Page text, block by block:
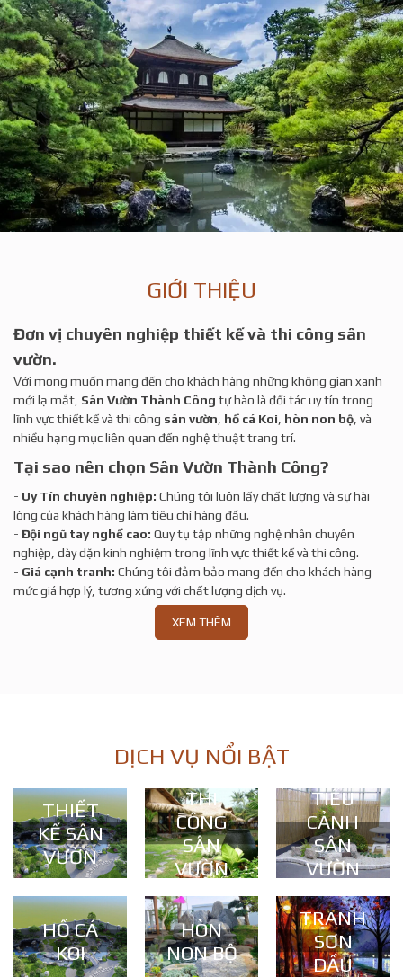
GIỚI THIỆU
Đơn vị chuyên nghiệp thiết kế và thi công sân
vườn.
Với mong muốn mang đến cho khách hàng những không gian xanh
mới lạ mắt, Sân Vườn Thành Công tự hào là đối tác uy tín trong
lĩnh vực thiết kế và thi công sân vườn hồ cá Koi hòn non bộ , và
nhiều hạng mục liên quan đến nghệ thuật trang trí.
Tại sao nên chọn Sân Vườn Thành Công?
- Uy Tín chuyên nghiệp: Chúng tôi luôn lấy chất lượng và sự hài
lòng của khách hàng làm tiêu chí hàng đầu.
- Đội ngũ tay nghề cao: Quy tụ tập những nghệ nhân chuyên
nghiệp, dày dặn kinh nghiệm trong lĩnh vực thiết kế và thi công.
- Giá cạnh tranh: Chúng tôi đảm bảo mang đến cho khách hàng
mức giá hợp lý, tương xứng với chất lượng dịch vụ.
XEM THÊM
DỊCH VỤ NỔI BẬT
THIẾT
KẾ SÂN
VƯỜN
THI
CÔNG
SÂN
VƯỜN
TIỂU
CẢNH
SÂN
VƯỜN
HỒ CÁ
KOI
HÒN
NON BỘ
TRANH
SƠN
DẦU